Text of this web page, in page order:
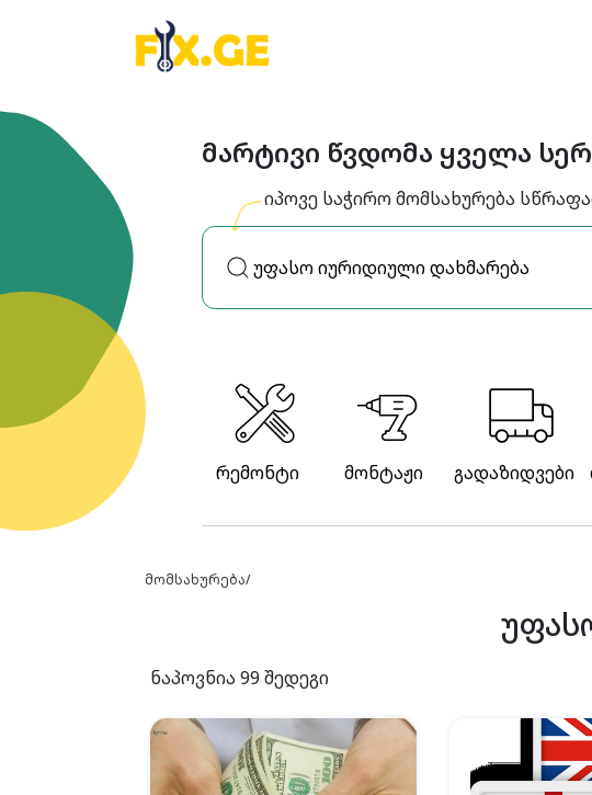
მარტივი წვდომა ყველა
იპოვე საჭირო მომსახურება
რემონტი მონტაჟი გადაზიდვები
მომსახურება/
ნაპოვნია 99 შედეგი